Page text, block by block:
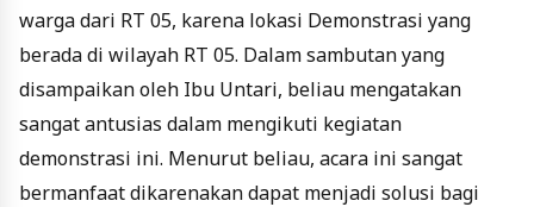
warga dari RT 05, karena lokasi Demonstrasi yang
berada di wilayah RT 05. Dalam sambutan yang
disampaikan oleh Ibu Untari, beliau mengatakan
sangat antusias dalam mengikuti kegiatan
demonstrasi ini. Menurut beliau, acara ini sangat
bermanfaat dikarenakan dapat menjadi solusi bagi